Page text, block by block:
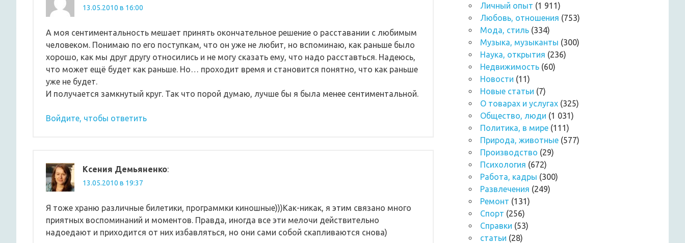
13.05.2010 в 16:00
А моя сентиментальность мешает принять окончательное решение о расставании с любимым
человеком. Понимаю по его поступкам, что он уже не любит, но вспоминаю, как раньше было
хорошо, как мы друг другу относились и не могу сказать ему, что надо расставться. Надеюсь,
что может ещё будет как раньше. Но… проходит время и становится понятно, что как раньше
уже не будет.
И получается замкнутый круг. Так что порой думаю, лучше бы я была менее сентиментальной.
Войдите, чтобы ответить
Ксения Демьяненко:
13.05.2010 в 19:37
Я тоже храню различные билетики, программки киношные)))Как-никак, я этим связано много
приятных воспоминаний и моментов. Правда, иногда все эти мелочи действительно
надоедают и приходится от них избавляться, но они сами собой скапливаются снова)
Личный опыт (1 911)
Любовь, отношения (753)
Мода, стиль (334)
Музыка, музыканты (300)
Наука, открытия (236)
Недвижимость (60)
Новости (11)
Новые статьи (7)
О товарах и услугах (325)
Общество, люди (1 031)
Политика, в мире (111)
Природа, животные (577)
Производство (29)
Психология (672)
Работа, кадры (300)
Развлечения (249)
Ремонт (131)
Спорт (256)
Справки (53)
статьи (28)